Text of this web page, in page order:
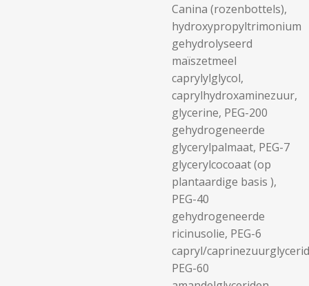
Canina (rozenbottels),
hydroxypropyltrimonium
gehydrolyseerd
maïszetmeel
caprylylglycol,
caprylhydroxaminezuur,
glycerine, PEG-200
gehydrogeneerde
glycerylpalmaat, PEG-7
glycerylcocoaat (op
plantaardige basis ),
PEG-40
gehydrogeneerde
ricinusolie, PEG-6
capryl/
PEG-60